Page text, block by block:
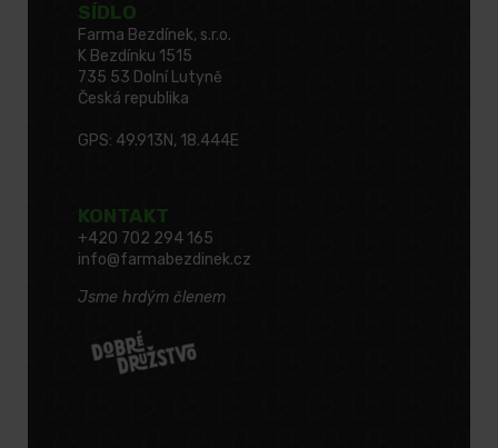
SÍDLO
Farma Bezdínek, s.r.o.
K Bezdínku 1515
735 53 Dolní Lutyně
Česká republika
GPS: 49.913N, 18.444E
KONTAKT
+420 702 294 165
info@farmabezdinek.cz
Jsme hrdým členem